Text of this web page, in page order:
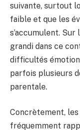
suivante, surtout
faible et que les
s’accumulent.
grandi dans ce
difficultés
parfois plusieurs
parentale.
Concrètement,
fréquemment